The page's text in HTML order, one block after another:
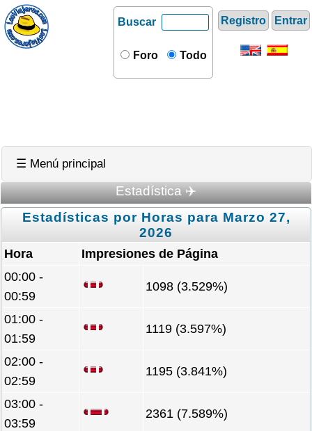
Registro Entrar
Buscar
Foro Todo
☰ Menú principal
Estadística ✈️
Estadísticas por Horas para Marzo 27,
2026
Hora
Impresiones de Página
00:00 -
00:59
1098 (3.529%)
01:00 -
01:59
1119 (3.597%)
02:00 -
02:59
1195 (3.841%)
03:00 -
03:59
2361 (7.589%)